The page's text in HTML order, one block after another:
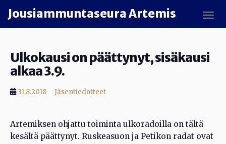
Jousiammuntaseura Artemis
Ulkokausi on päättynyt, sisäkausi
alkaa 3.9.
31.8.2018 Jäsentiedotteet
Artemiksen ohjattu toiminta ulkoradoilla on tältä
kesältä päättynyt. Ruskeasuon ja Petikon radat ovat